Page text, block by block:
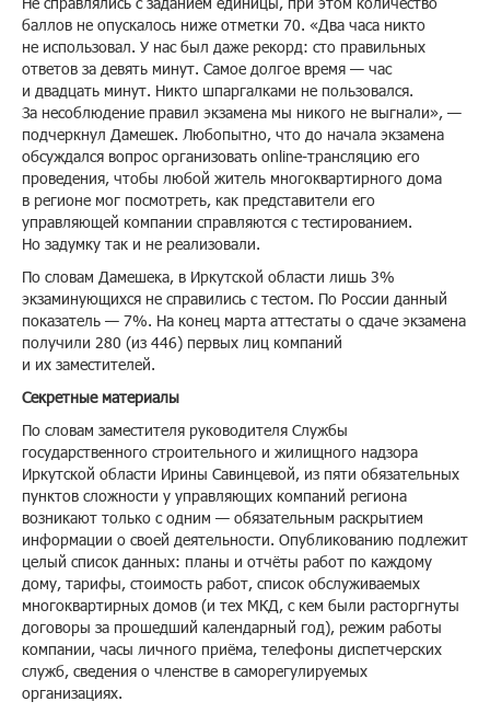
баллов не опускалось ниже отметки 70. «Два часа никто
не использовал. У нас был даже рекорд: сто правильных
ответов за девять минут. Самое долгое время — час
и двадцать минут. Никто шпаргалками не пользовался.
За несоблюдение правил экзамена мы никого не выгнали», —
подчеркнул Дамешек. Любопытно, что до начала экзамена
обсуждался вопрос организовать online-трансляцию его
проведения, чтобы любой житель многоквартирного дома
в регионе мог посмотреть, как представители его
управляющей компании справляются с тестированием.
Но задумку так и не реализовали.
По словам Дамешека, в Иркутской области лишь 3%
экзаминующихся не справились с тестом. По России данный
показатель — 7%. На конец марта аттестаты о сдаче экзамена
получили 280 (из 446) первых лиц компаний
и их заместителей.
Секретные материалы
По словам заместителя руководителя Службы
государственного строительного и жилищного надзора
Иркутской области Ирины Савинцевой, из пяти обязательных
пунктов сложности у управляющих компаний региона
возникают только с одним — обязательным раскрытием
информации о своей деятельности. Опубликованию подлежит
целый список данных: планы и отчёты работ по каждому
дому, тарифы, стоимость работ, список обслуживаемых
многоквартирных домов (и тех МКД, с кем были расторгнуты
договоры за прошедший календарный год), режим работы
компании, часы личного приёма, телефоны диспетчерских
служб, сведения о членстве в саморегулируемых
организациях.